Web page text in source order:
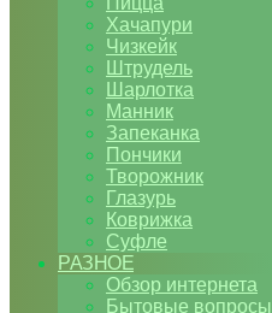
Хачапури
Чизкейк
Штрудель
Шарлотка
Манник
Запеканка
Пончики
Творожник
Глазурь
Коврижка
Суфле
РАЗНОЕ
Обзор интернета
Бытовые вопросы